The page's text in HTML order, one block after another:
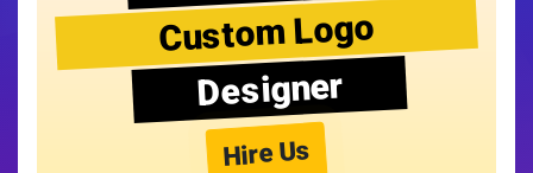
Custom Logo
Designer
Hire Us